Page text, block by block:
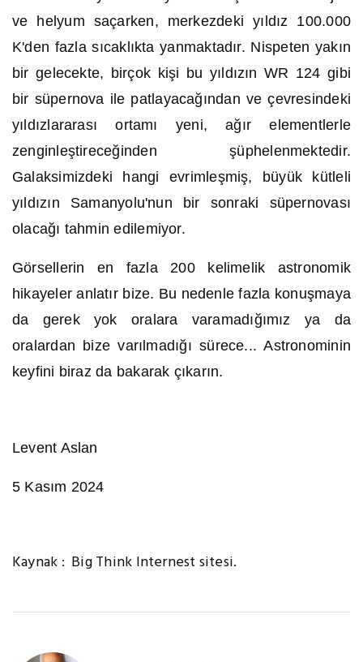
ve helyum saçarken, merkezdeki yıldız 100.000
K'den fazla sıcaklıkta yanmaktadır. Nispeten yakın
bir gelecekte, birçok kişi bu yıldızın WR 124 gibi
bir süpernova ile patlayacağından ve çevresindeki
yıldızlararası ortamı yeni, ağır elementlerle
zenginleştireceğinden şüphelenmektedir.
Galaksimizdeki hangi evrimleşmiş, büyük kütleli
yıldızın Samanyolu'nun bir sonraki süpernovası
olacağı tahmin edilemiyor.
Görsellerin en fazla 200 kelimelik astronomik
hikayeler anlatır bize. Bu nedenle fazla konuşmaya
da gerek yok oralara varamadığımız ya da
oralardan bize varılmadığı sürece... Astronominin
keyfini biraz da bakarak çıkarın.
Levent Aslan
5 Kasım 2024
Kaynak : Big Think Internest sitesi.